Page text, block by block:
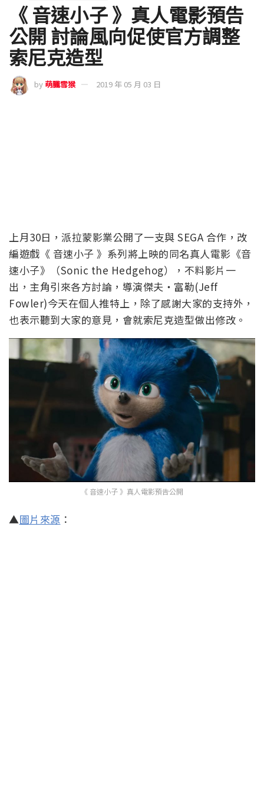
《 音速小子 》真人電影預告
公開 討論風向促使官方調整
索尼克造型
by 萌朧雪猴 2019 年 05 月 03 日
也表示聽到大家的意見，會就索尼克造型做出修改。
《 音速小子 》真人電影預告公開